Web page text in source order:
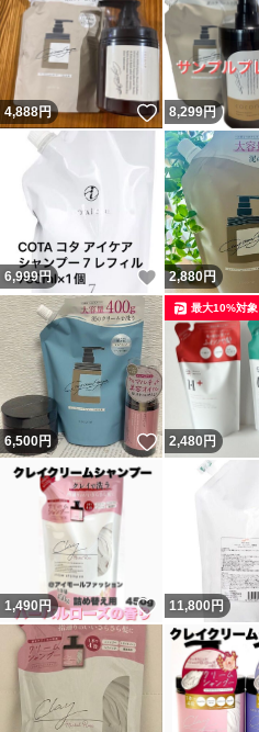
4,888円 いいね！
8,299円
6,999円 いいね！
2,880円
6,500円 いいね！
2,480円
最大10%対象
1,490 円 いいね！
11,800 円